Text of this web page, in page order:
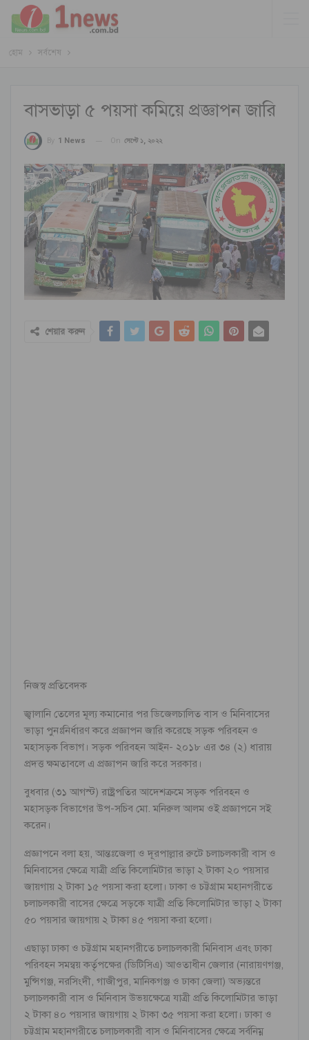
হোম সর্বশেষ
বাসভাড়া ৫ পয়সা কমিয়ে প্রজ্ঞাপন জারি
By 1 News On সেপ্টে ১, ২০২২
শেয়ার করুন
নিজস্ব প্রতিবেদক
জ্বালানি তেলের মূল্য কমানোর পর ডিজেলচালিত বাস ও মিনিবাসের
ভাড়া পুনঃনির্ধারণ করে প্রজ্ঞাপন জারি করেছে সড়ক পরিবহন ও
মহাসড়ক বিভাগ। সড়ক পরিবহন আইন- ২০১৮ এর ৩৪ (২) ধারায়
প্রদত্ত ক্ষমতাবলে এ প্রজ্ঞাপন জারি করে সরকার।
বুধবার (৩১ আগস্ট) রাষ্ট্রপতির আদেশক্রমে সড়ক পরিবহন ও
মহাসড়ক বিভাগের উপ-সচিব মো. মনিরুল আলম ওই প্রজ্ঞাপনে সই
করেন।
প্রজ্ঞাপনে বলা হয়, আন্তঃজেলা ও দূরপাল্লার রুটে চলাচলকারী বাস ও
মিনিবাসের ক্ষেত্রে যাত্রী প্রতি কিলোমিটার ভাড়া ২ টাকা ২০ পয়সার
জায়গায় ২ টাকা ১৫ পয়সা করা হলো। ঢাকা ও চট্টগ্রাম মহানগরীতে
চলাচলকারী বাসের ক্ষেত্রে সড়কে যাত্রী প্রতি কিলোমিটার ভাড়া ২ টাকা
৫০ পয়সার জায়গায় ২ টাকা ৪৫ পয়সা করা হলো।
এছাড়া ঢাকা ও চট্টগ্রাম মহানগরীতে চলাচলকারী মিনিবাস এবং ঢাকা
পরিবহন সমন্বয় কর্তৃপক্ষের (ডিটিসিএ) আওতাধীন জেলার (নারায়ণগঞ্জ,
মুন্সিগঞ্জ, নরসিংদী, গাজীপুর, মানিকগঞ্জ ও ঢাকা জেলা) অভ্যন্তরে
চলাচলকারী বাস ও মিনিবাস উভয়ক্ষেত্রে যাত্রী প্রতি কিলোমিটার ভাড়া
২ টাকা ৪০ পয়সার জায়গায় ২ টাকা ৩৫ পয়সা করা হলো। ঢাকা ও
চট্টগ্রাম মহানগরীতে চলাচলকারী বাস ও মিনিবাসের ক্ষেত্রে সর্বনিম্ন